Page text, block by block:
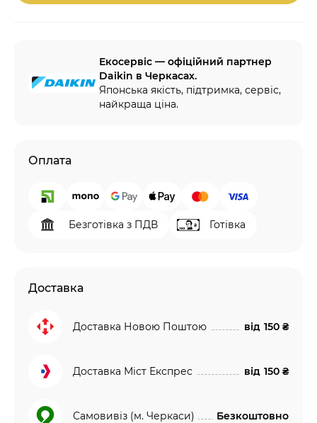
Екосервіс — офіційний партнер
Daikin в Черкасах.
Японська якість, підтримка, сервіс,
найкраща ціна.
Оплата
Безготівка з ПДВ Готівка
Доставка
Доставка Новою Поштою від 150 ₴
Доставка Міст Експрес від 150 ₴
Самовивіз (м. Черкаси) Безкоштовно